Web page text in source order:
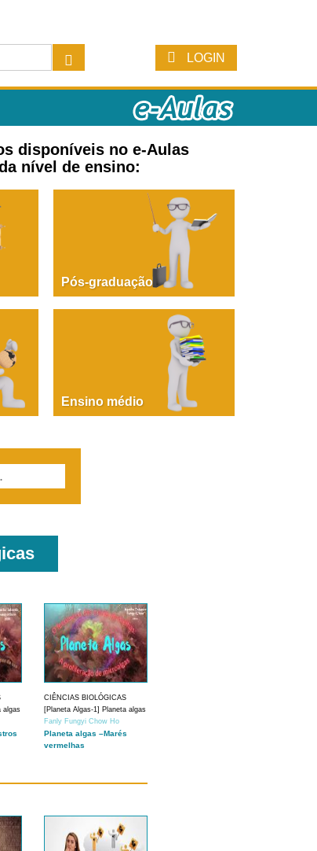
LOGIN
GIUSTINA BACCIN
partire! Aula 1 – parte 1
disponíveis no e-Aulas
nível de ensino:
Pós-graduação
Ensino médio
algas
CIÊNCIAS BIOLÓGICAS
[Planeta Algas-1] Planeta algas
Fanly Fungyi Chow Ho
Planeta algas –Marés
vermelhas